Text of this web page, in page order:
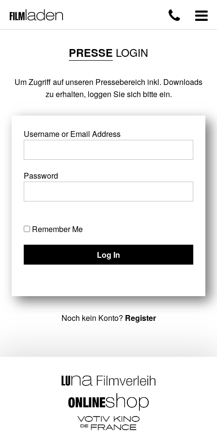
PRESSE LOGIN
Um Zugriff auf unseren Pressebereich inkl. Downloads
zu erhalten, loggen Sie sich bitte ein.
Username or Email Address
Password
Remember Me
Noch kein Konto? Register